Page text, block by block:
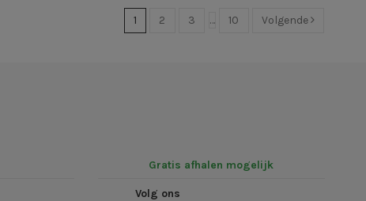
1 2 3 … 10 Volgende
Gratis afhalen mogelijk
Volg ons